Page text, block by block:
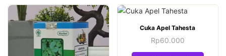
Cuka Apel Tahesta
Rp60.000